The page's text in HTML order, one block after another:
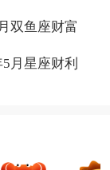
投资理财的
时候记得支
，自然会有
双鱼座财富
月星座财利